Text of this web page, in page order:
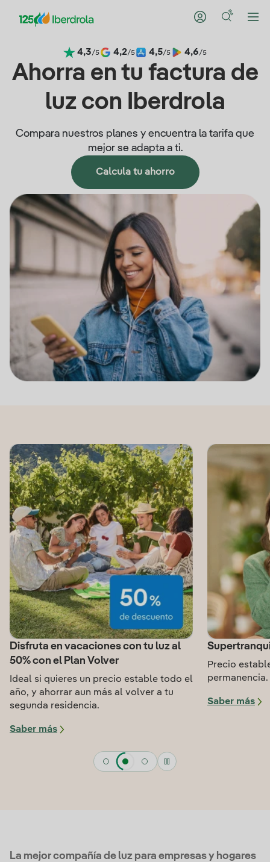
4,3/5 4,2/5 4,5/5 4,6/5
Ahorra en tu factura de
luz con Iberdrola
Compara nuestros planes y encuentra la tarifa que
mejor se adapta a ti.
Calcula tu ahorro
Disfruta en vacaciones con tu luz al
50% con el Plan Volver
Ideal si quieres un precio estable todo el
año, y ahorrar aun más al volver a tu
segunda residencia.
Saber más
Precio
permanencia.
Saber más
La mejor compañía de luz para empresas y hogares